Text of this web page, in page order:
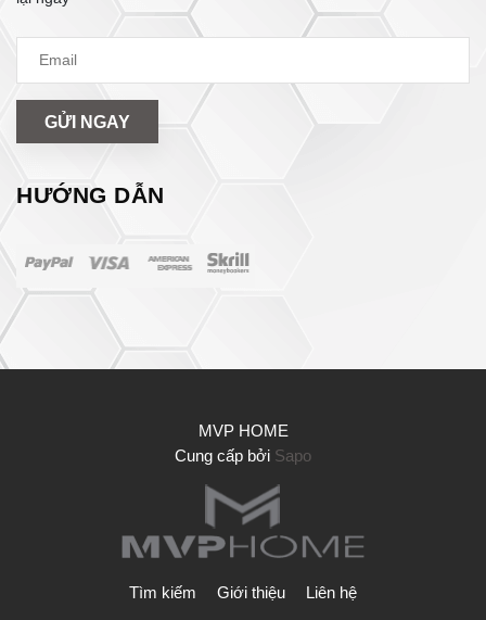
GỬI NGAY
HƯỚNG DẪN
MVP HOME
Cung cấp bởi Sapo
Tìm kiếm Giới thiệu Liên hệ